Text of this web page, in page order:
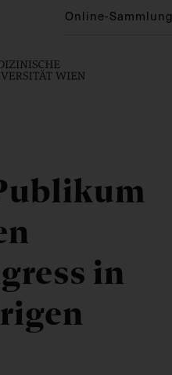
Online-Sammlung
in